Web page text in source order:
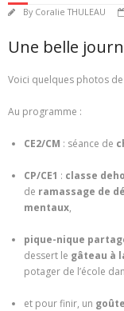
By Coralie THULEAU
Une belle
Voici quelques photos
Au programme :
CE2/CM : séance de
CP/CE1 : classe
de ramassage de
mentaux,
pique-nique
dessert le gâteau à
potager de l’école
et pour finir, un